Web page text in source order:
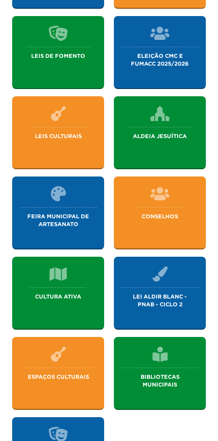
LEIS DE FOMENTO
ELEIÇÃO CMC E
FUMACC 2025/2026
LEIS CULTURAIS ALDEIA JESUÍTICA
FEIRA MUNICIPAL DE
ARTESANATO
CONSELHOS
CULTURA ATIVA
LEI ALDIR BLANC -
PNAB - CICLO 2
ESPAÇOS CULTURAIS
BIBLIOTECAS
MUNICIPAIS